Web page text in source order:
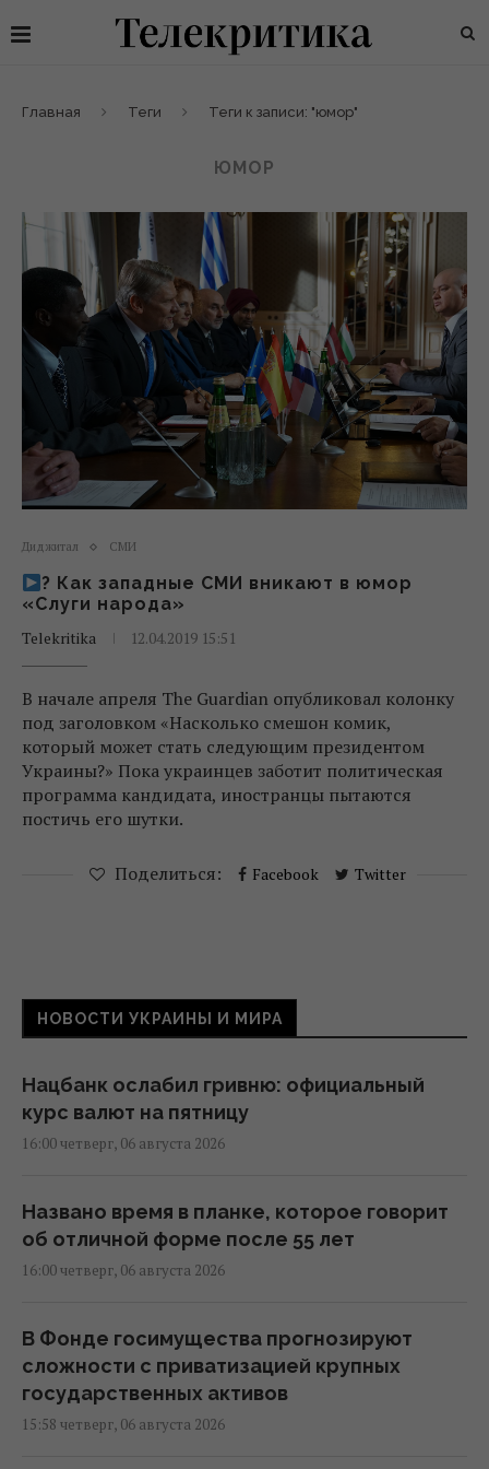
Главная Теги Теги к записи: "юмор"
ЮМОР
Диджитал СМИ
? Как западные СМИ вникают в юмор
«Слуги народа»
Telekritika
12.04.2019 15:51
В начале апреля The Guardian опубликовал колонку
под заголовком «Насколько смешон комик,
который может стать следующим президентом
Украины?» Пока украинцев заботит политическая
программа кандидата, иностранцы пытаются
постичь его шутки.
Поделиться: Facebook Twitter
НОВОСТИ УКРАИНЫ И МИРА
Нацбанк ослабил гривню: официальный
курс валют на пятницу
16:00 четверг, 06 августа 2026
Названо время в планке, которое говорит
об отличной форме после 55 лет
16:00 четверг, 06 августа 2026
В Фонде госимущества прогнозируют
сложности с приватизацией крупных
государственных активов
15:58 четверг, 06 августа 2026